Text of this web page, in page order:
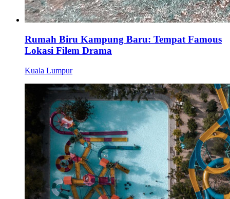
Rumah Biru Kampung Baru: Tempat Famous
Lokasi Filem Drama
Kuala Lumpur